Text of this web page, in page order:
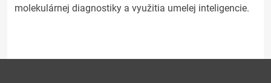
molekulárnej diagnostiky a využitia umelej inteligencie.